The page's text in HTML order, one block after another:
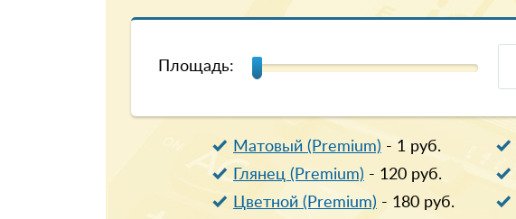
Площадь:
Матовый (Premium) - 1руб.
Глянец (Premium) - 120руб.
Цветной (Premium) - 180руб.